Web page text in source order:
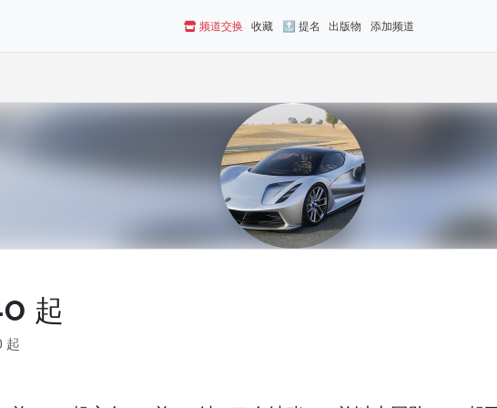
频道交换 收藏 🔝 提名 出版物 添加频道
起
起